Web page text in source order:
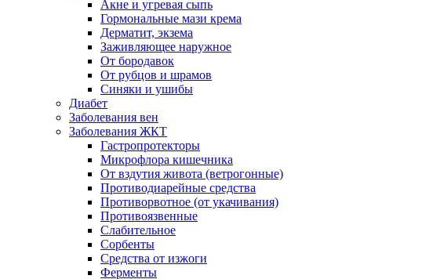
Акне и угревая сыпь
Гормональные мази крема
Дерматит, экзема
Заживляющее наружное
От бородавок
От рубцов и шрамов
Синяки и ушибы
Диабет
Заболевания вен
Заболевания ЖКТ
Гастропротекторы
Микрофлора кишечника
От вздутия живота (ветрогонные)
Противодиарейные средства
Противорвотное (от укачивания)
Противоязвенные
Слабительное
Сорбенты
Средства от изжоги
Ферменты